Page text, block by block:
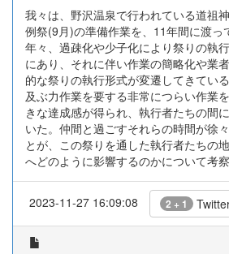
我々は、野沢温泉で行われている道祖
例祭(9月)の準備作業を、11年間に渡っ
年々、過疎化や少子化により祭りの執
にあり、それに伴い作業の簡略化や業
的な祭りの執行形式が変遷してきてい
及ぶ力作業を要する非常につらい作業
きな達成感が得られ、執行者たちの間
いた。仲間と過ごすそれらの時間が徐
とが、この祭りを通した執行者たちの
へどのように影響するのかについて考察
2023-11-27 16:09:08 2 + 1